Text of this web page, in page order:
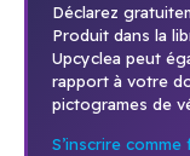
Déclarez
Produit dans la
Upcyclea peut
rapport à votre
pictogrames de
S’inscrire